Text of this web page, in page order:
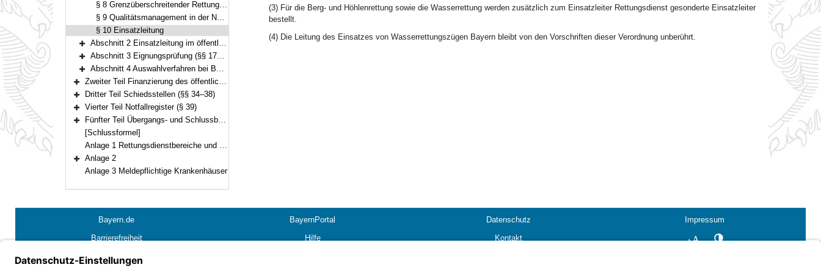
§ 8 Grenzüberschreitender Rettungsdienst
§ 9 Qualitätsmanagement in der Notfallrettung
§ 10 Einsatzleitung
Bereich erweitern
Abschnitt 2 Einsatzleitung im öffentlichen Rettungsdienst (§§ 11–16)
Bereich erweitern
Abschnitt 3 Eignungsprüfung (§§ 17–23)
Bereich erweitern
Abschnitt 4 Auswahlverfahren bei Berg- und Höhlenrettung oder Wasserrettung (§ 24)
Bereich erweitern
Zweiter Teil Finanzierung des öffentlichen Rettungsdienstes (§§ 25–33)
Bereich erweitern
Dritter Teil Schiedsstellen (§§ 34–38)
Bereich erweitern
Vierter Teil Notfallregister (§ 39)
Bereich erweitern
Fünfter Teil Übergangs- und Schlussbestimmungen (§§ 40–41)
[Schlussformel]
Anlage 1 Rettungsdienstbereiche und Rettungsdienstbezirke
Bereich erweitern
Anlage 2
Anlage 3 Meldepflichtige Krankenhäuser
(3) Für die Berg- und Höhlenrettung sowie die Wasserrettung werden zusätzlich zum Einsatzleiter Rettungsdienst gesonderte Einsatzleiter
bestellt.
(4) Die Leitung des Einsatzes von Wasserrettungszügen Bayern bleibt von den Vorschriften dieser Verordnung unberührt.
Bayern.de BayernPortal Datenschutz
Impressum
Barrierefreiheit
Hilfe Kontakt SchriftgrößeKontrastwechsel